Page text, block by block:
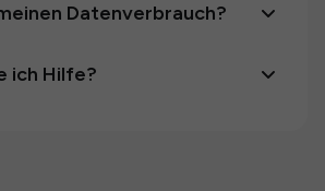
Datenverbrauch?
ich Hilfe?